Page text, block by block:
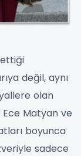
ettiği
değil, aynı
olan
Ece Matyan ve
boyunca
sadece